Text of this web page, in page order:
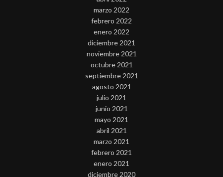
marzo 2022
febrero 2022
enero 2022
diciembre 2021
noviembre 2021
octubre 2021
septiembre 2021
agosto 2021
julio 2021
junio 2021
mayo 2021
abril 2021
marzo 2021
febrero 2021
enero 2021
diciembre 2020